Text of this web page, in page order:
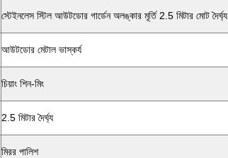
স্টেইনলেস স্টিল আউটডোর গার্ডেন অলঙ্কার মূর্তি 2.5 মিটার মোট দৈর্ঘ্য
আউটডোর মেটাল ভাস্কর্য
চিয়াং শিন-মিং
2.5 মিটার দৈর্ঘ্য
মিরর পালিশ